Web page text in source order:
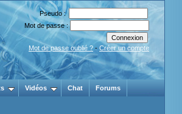
Pseudo :
Mot de passe :
Mot de passe oublié ? - Créer un compte
Vidéos Chat Forums